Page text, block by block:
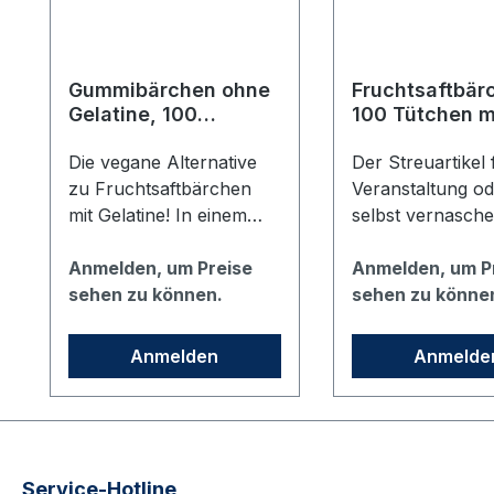
Gummibärchen ohne
Gelatine, 100
Die vegane Alternative
zu Fruchtsaftbärchen
mit Gelatine! In einem
Bärchen (10g) enthalten.
Das glänzende blaue
Design bedruckt und ca.
70 x 80 mm groß. Der
Preis gilt für 100 Flow-
Packs.
Anmelden, um Preise
sehen zu können.
Anmelden
100 Tütchen
Der Streuartikel
Veranstaltung
selbst vernaschen!
haben einen
Fruchtgehalt von
Außerdem sind
natürliche
färbende
Anmelden, um
sehen zu
Service-Hotline